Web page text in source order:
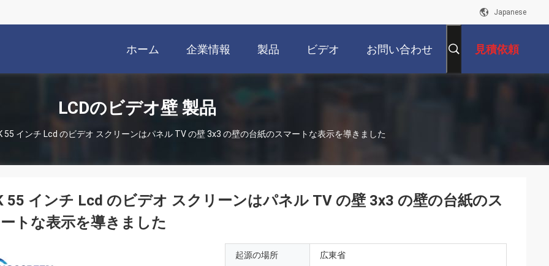
Japanese
ホーム 企業情報 製品 ビデオ お問い合わせ 見積依頼
LCDのビデオ壁 製品
55 インチ Lcd のビデオ スクリーンはパネル TV の壁 3x3 の壁の台紙のスマートな表示を導きました
55 インチ Lcd のビデオ スクリーンはパネル TV の壁 3x3 の壁の台紙のス
トな表示を導きました
起源の場所 広東省